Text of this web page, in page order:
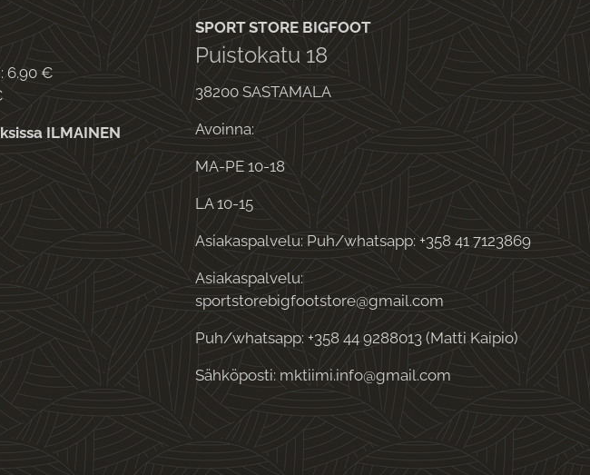
6.90 €
ILMAINEN
SPORT STORE BIGFOOT
Puistokatu 18
38200 SASTAMALA
Avoinna:
MA-PE 10-18
LA 10-15
Asiakaspalvelu: Puh/whatsapp: +358 41 7123869
Asiakaspalvelu:
sportstorebigfootstore@gmail.com
Puh/whatsapp: +358 44 9288013 (Matti Kaipio)
Sähköposti: mktiimi.info@gmail.com